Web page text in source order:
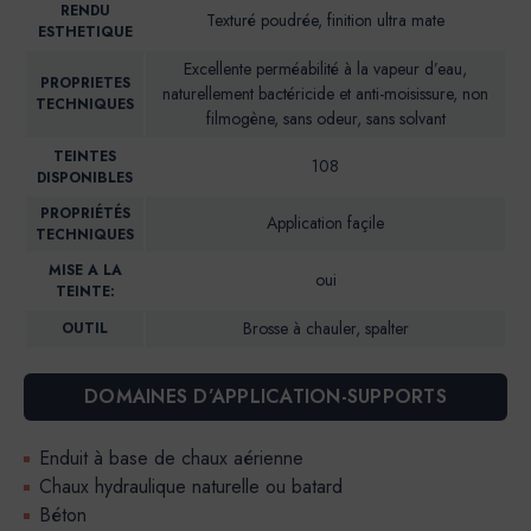
RENDU
ESTHETIQUE
Texturé poudrée, finition ultra mate
PROPRIETES
TECHNIQUES
Excellente perméabilité à la vapeur d’eau,
naturellement bactéricide et anti-moisissure, non
filmogène, sans odeur, sans solvant
TEINTES
DISPONIBLES
108
PROPRIÉTÉS
TECHNIQUES
Application façile
MISE A LA
TEINTE:
oui
OUTIL Brosse à chauler, spalter
DOMAINES D’APPLICATION-SUPPORTS
Enduit à base de chaux aérienne
Chaux hydraulique naturelle ou batard
Béton